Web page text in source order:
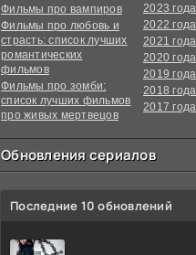
Фильмы про вампиров
Фильмы про любовь и
страсть: список лучших
романтических
фильмов
Фильмы про зомби:
список лучших фильмов
про живых мертвецов
2023 года
2022 года
2021 года
2020 года
2019 года
2018 года
2017 года
Обновления сериалов
Последние 10 обновлений